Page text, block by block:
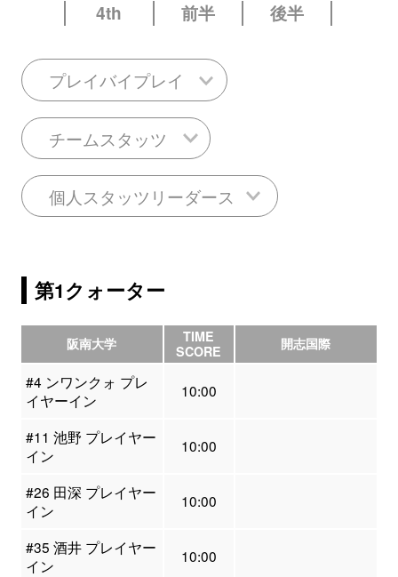
4th
前半 後半
プレイバイプレイ
チームスタッツ
個人スタッツリーダース
第1クォーター
阪南大学
TIME
SCORE
開志国際
#4 ンワンクォ プレ
イヤーイン
10:00
#11 池野 プレイヤー
イン
10:00
#26 田深 プレイヤー
イン
10:00
#35 酒井 プレイヤー
イン
10:00